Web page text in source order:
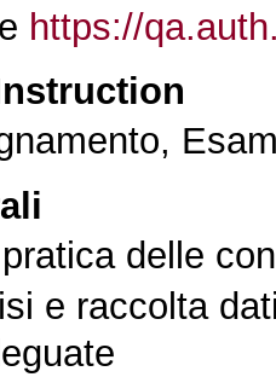
https://
delle
e raccolta